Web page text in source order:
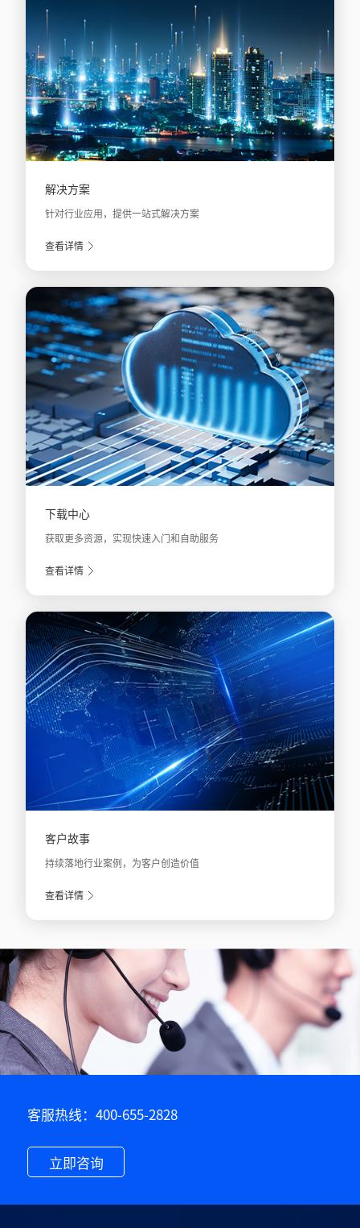
解决方案
针对行业应用，提供一站式解决方案
查看详情
下载中心
获取更多资源，实现快速入门和自助服务
查看详情
客户故事
持续落地行业案例，为客户创造价值
查看详情
客服热线：400-655-2828
立即咨询